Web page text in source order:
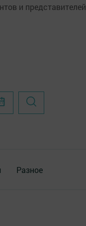
и представителей
Разное